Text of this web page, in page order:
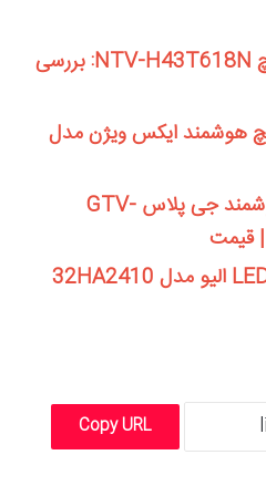
تلویزیون نکسار 43 اینچ NTV-H43T618N: بررسی
تلویزیون 65 اینچ هوشمند ایکس ویژن مدل
تلویزیون ال ای دی هوشمند جی پلاس GTV-
بررسی کامل تلویزیون LED الیو مدل 32HA2410
Copy URL